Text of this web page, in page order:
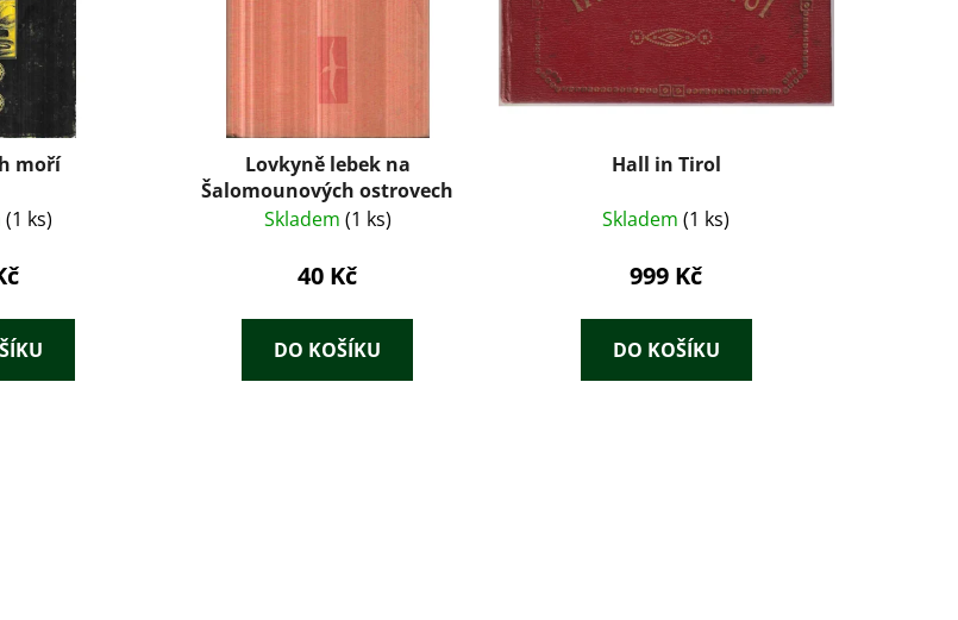
moří
(1 ks)
Lovkyně lebek na
Šalomounových ostrovech
Skladem (1 ks)
40 Kč
DO KOŠÍKU
Hall in Tirol
Skladem(1 ks)
999 Kč
DO KOŠÍKU